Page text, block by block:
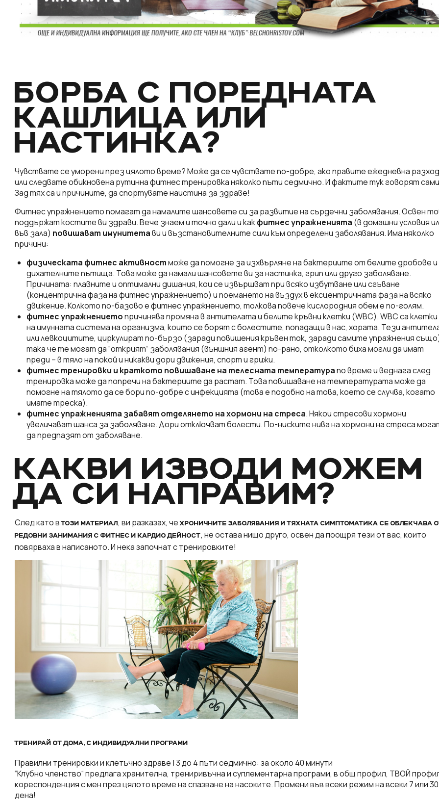
БОРБА С ПОРЕДНАТА
КАШЛИЦА ИЛИ
НАСТИНКА?
Чувствате се уморени през цялото време? Може да се чувствате по-добре, ако правите ежедневна
или следвате обикновена рутинна фитнес тренировка няколко пъти седмично. И фактите тук говорят
Зад тях са и причините, да спортувате наистина за здраве!
Фитнес упражнението помагат да намалите шансовете си за развитие на сърдечни заболявания. Освен
поддържат костите ви здрави. Вече знаем и точно дали и какфитнес упражненията (в домашни условия
във зала) повишават имунитетави и възстановителните сили към определени заболявания. Има няколко
причини:
физическата фитнес активностможе да помогне за изхвърляне на бактериите от белите дробове и
дихателните пътища. Това може да намали шансовете ви за настинка, грип или друго заболяване.
Причината: плавните и оптимални дишания, кои се извършват при всяко избутване или сгъване
(концентрична фаза на фитнес упражнението) и поемането на въздух в ексцентричната фаза на всяко
движение. Колкото по-базово е фитнес упражнението, толкова повече кислородния обем е по-голям.
фитнес упражнениетопричинява промяна в антителата и белите кръвни клетки (WBC). WBC са клетки
на имунната система на организма, които се борят с болестите, попадащи в нас, хората. Тези
или левкоцитите, циркулират по-бързо (заради повишения кръвен ток, заради самите упражнения
така че те могат да “открият“ заболявания (външния агент) по-рано, отколкото биха могли да имат
преди – в тяло на покой и никакви дори движения, спорт и грижи.
фитнес тренировки и краткото повишаване на телесната температурапо време и веднага след
тренировка може да попречи на бактериите да растат. Това повишаване на температурата може да
помогне на тялото да се бори по-добре с инфекцията (това е подобно на това, което се случва, когато
имате треска).
фитнес упражненията забавят отделянето на хормони на стреса. Някои стресови хормони
увеличават шанса за заболяване. Дори отключват болести. По-ниските нива на хормони на стреса
да предпазят от заболяване.
КАКВИ ИЗВОДИ МОЖЕМ
ДА СИ НАПРАВИМ?
След като вТОЗИ МАТЕРИАЛ , ви разказах, чеХРОНИЧНИТЕ ЗАБОЛЯВАНИЯ И ТЯХНАТА СИМПТОМАТИКА СЕ ОБЛЕКЧАВА
РЕДОВНИ ЗАНИМАНИЯ С ФИТНЕС И КАРДИО ДЕЙНОСТ, не остава нищо друго, освен да поощря тези от вас, които
повярваха в написаното. И нека започнат с тренировките!
ТРЕНИРАЙ ОТ ДОМА, С ИНДИВИДУАЛНИ ПРОГРАМИ
Правилни тренировки и клетъчно здраве | 3 до 4 пъти седмично: за около 40 минути
“Клубно членство“ предлага хранителна, трениривъчна и суплементарна програми, в общ профил, ТВОЙ
кореспонденция с мен през цялото време на спазване на насоките. Промени във всеки режим на всеки 7 или 30
дена!